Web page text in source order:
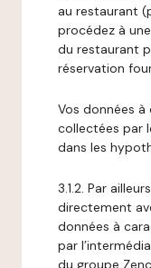
au restaurant
procédez à
du restaurant
réservation
Vos données
collectées par
dans les
3.1.2. Par
directement
données à
par
du groupe